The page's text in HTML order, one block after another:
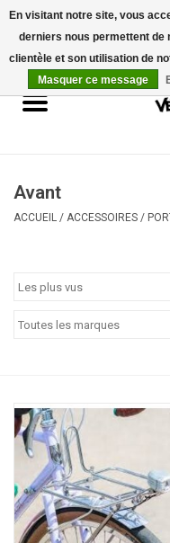
USD/CAD
Vélos neufs
Mécanique
Idées Cadeaux
Avant
ACCUEIL / ACCESSOIRES /
En visitant notre site, vous
derniers nous permettent de
clientèle et son utilisation de
Masquer ce message